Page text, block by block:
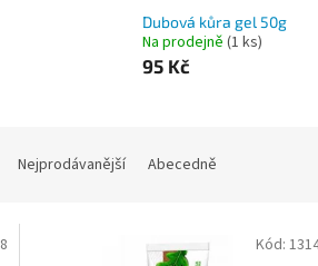
Dubová kůra gel 50g
Na prodejně (1 ks)
95 Kč
Nejprodávanější Abecedně
Kód: